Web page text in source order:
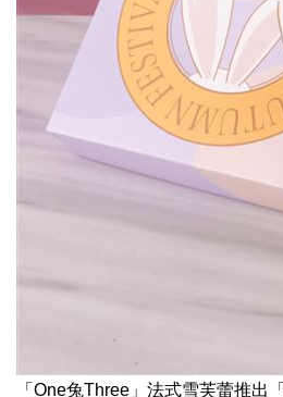
「One兔Three」法式雪芙蕾推出